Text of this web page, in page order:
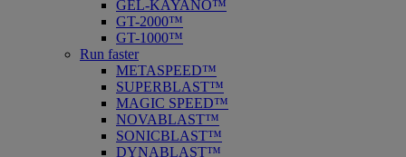
GEL-KAYANO™
GT-2000™
GT-1000™
Run faster
METASPEED™
SUPERBLAST™
MAGIC SPEED™
NOVABLAST™
SONICBLAST™
DYNABLAST™